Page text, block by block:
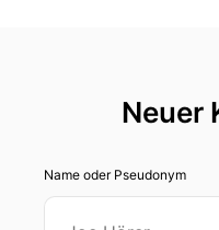
springen wir auch
möchten wissen,
Rechnung bereits
wie sie mit den
Neuer
Name oder Pseudonym